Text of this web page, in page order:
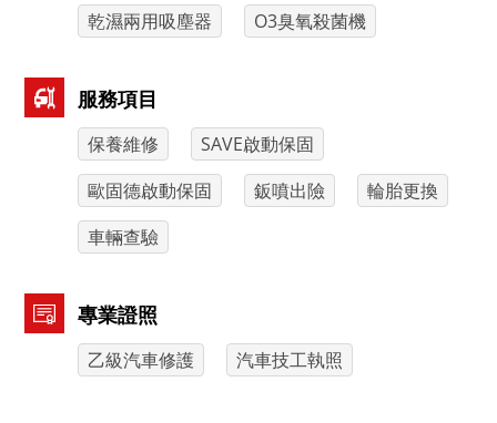
乾濕兩用吸塵器 O3臭氧殺菌機
服務項目
保養維修
SAVE啟動保固
歐固德啟動保固
鈑噴出險
輪胎更換
車輛查驗
專業證照
乙級汽車修護 汽車技工執照